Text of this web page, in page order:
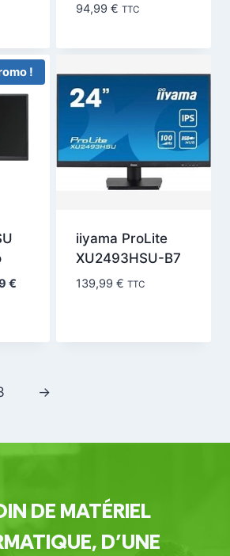
94,99 € TTC
!
€Le
iiyama ProLite
XU2493HSU-B7
139,99 € TTC
→
DE MATÉRIEL
D’UNE